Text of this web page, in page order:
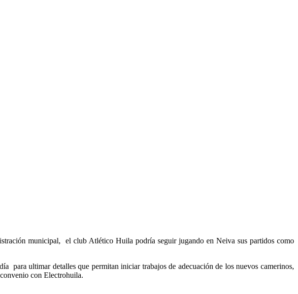
municipal, el club Atlético Huila podría seguir jugando en Neiva sus partidos como
para ultimar detalles que permitan iniciar trabajos de adecuación de los nuevos camerinos,
con Electrohuila.